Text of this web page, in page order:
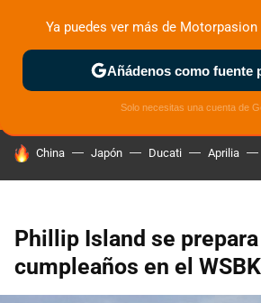
ZONA DE PRUEBAS DEPORTIVAS
HOY SE HABLA DE
China Japón Ducati Aprilia
Phillip Island se prepara
cumpleaños en el WSBK
Ya puedes ver más de
Añádenos como fuente
Solo necesitas una cuenta de